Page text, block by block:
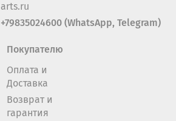
(WhatsApp, Telegram)
Покупателю
Оплата и
Доставка
Возврат и
гарантия